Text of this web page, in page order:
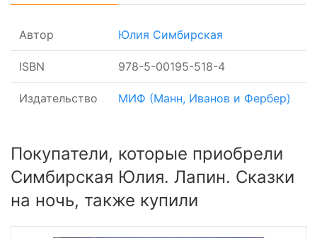
Автор Юлия Симбирская
ISBN 978-5-00195-518-4
Издательство МИФ (Манн, Иванов и Фербер)
Покупатели, которые приобрели
Симбирская Юлия. Лапин. Сказки
на ночь, также купили